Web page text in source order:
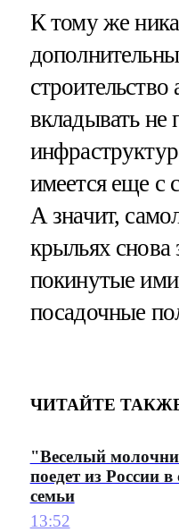
К тому же
строительство
вкладывать не
имеется еще с
А значит,
крыльях снова
покинутые
посадочные
ЧИТАЙТЕ
"Веселый
поедет из России
семьи
13:52